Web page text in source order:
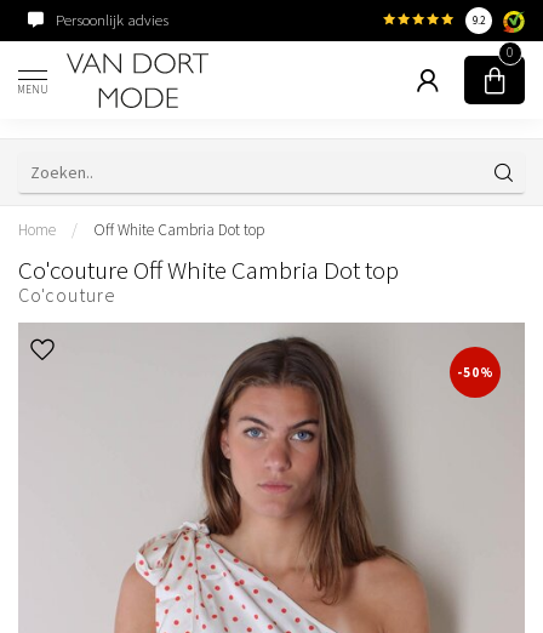
Persoonlijk advies Familiebedrijf sinds
9.2
MENU
0
Home / Off White Cambria Dot top
Co'couture Off White Cambria Dot top
Co'couture
-50%